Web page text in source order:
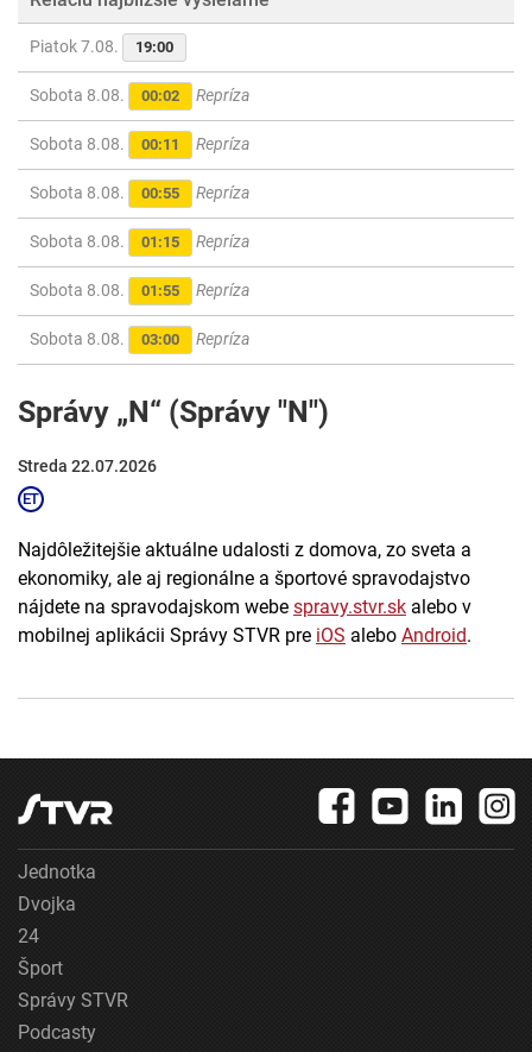
Piatok 7.08. 19:00
Sobota 8.08. 00:02 Repríza
Sobota 8.08. 00:11 Repríza
Sobota 8.08. 00:55 Repríza
Sobota 8.08. 01:15 Repríza
Sobota 8.08. 01:55 Repríza
Sobota 8.08. 03:00 Repríza
Správy „N“ (Správy "N")
Streda 22.07.2026
Najdôležitejšie aktuálne udalosti z domova, zo sveta a
ekonomiky, ale aj regionálne a športové spravodajstvo
nájdete na spravodajskom webe spravy.stvr.sk alebo v
mobilnej aplikácii Správy STVR pre iOS alebo Android.
Jednotka
Dvojka
24
Šport
Správy STVR
Podcasty